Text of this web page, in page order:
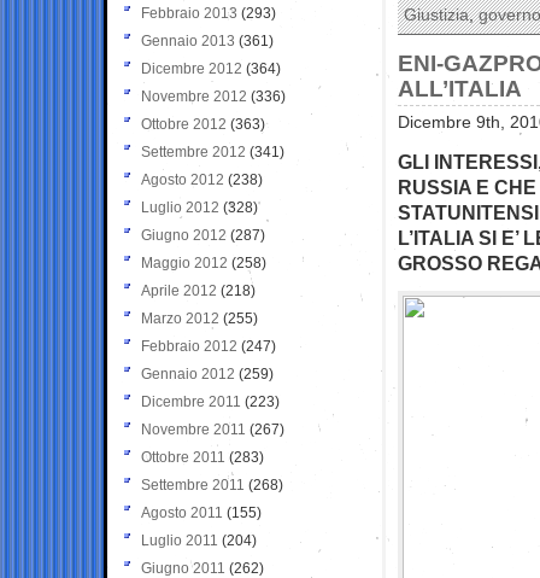
Giustizia,governo
ENI-
ALL’ITALIA
Dicembre 9th,
GLI
RUSSIA E
L’ITALIA SI E’
GROSSO
Febbraio 2013 (293)
Gennaio 2013 (361)
Dicembre 2012 (364)
Novembre 2012 (336)
Ottobre 2012 (363)
Settembre 2012 (341)
Agosto 2012 (238)
Luglio 2012 (328)
Giugno 2012 (287)
Maggio 2012 (258)
Aprile 2012 (218)
Marzo 2012 (255)
Febbraio 2012 (247)
Gennaio 2012 (259)
Dicembre 2011 (223)
Novembre 2011 (267)
Ottobre 2011 (283)
Settembre 2011 (268)
Agosto 2011 (155)
Luglio 2011 (204)
Giugno 2011 (262)